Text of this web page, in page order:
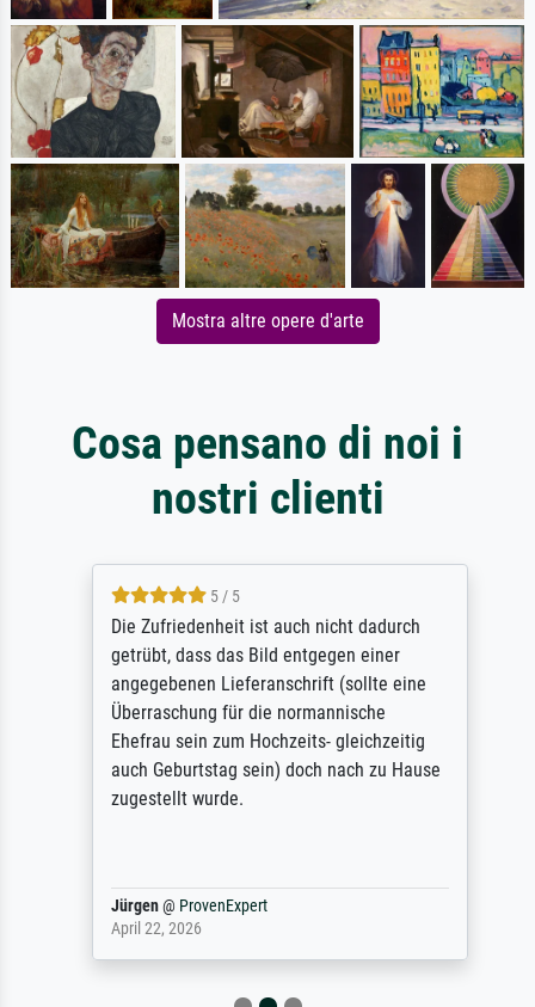
Mostra altre opere d'arte
Cosa pensano di noi i
nostri clienti
5 / 5
Die Zufriedenheit ist auch nicht dadurch
getrübt, dass das Bild entgegen einer
angegebenen Lieferanschrift (sollte eine
Überraschung für die normannische
Ehefrau sein zum Hochzeits- gleichzeitig
auch Geburtstag sein) doch nach zu Hause
zugestellt wurde.
Jürgen@ProvenExpert
April 22, 2026